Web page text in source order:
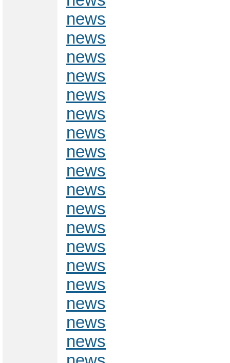
news
news
news
news
news
news
news
news
news
news
news
news
news
news
news
news
news
news